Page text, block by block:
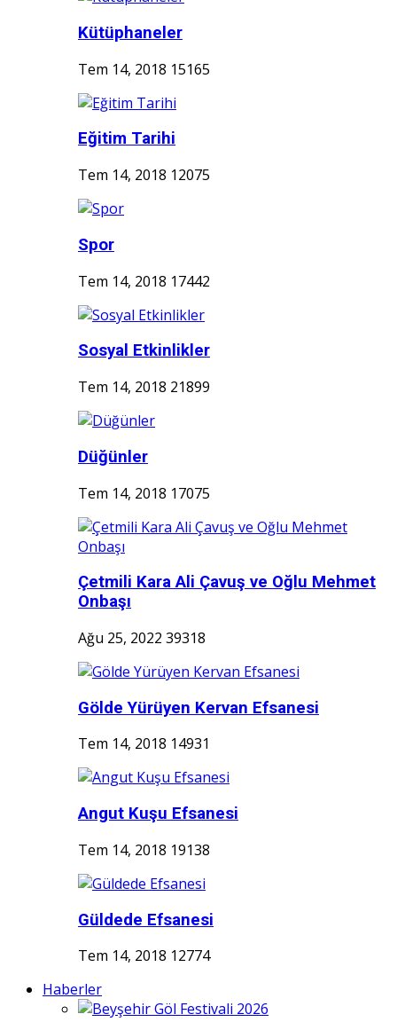
Kütüphaneler
Tem 14, 2018 15165
Eğitim Tarihi
Tem 14, 2018 12075
Spor
Tem 14, 2018 17442
Sosyal Etkinlikler
Tem 14, 2018 21899
Düğünler
Tem 14, 2018 17075
Çetmili Kara Ali Çavuş ve Oğlu Mehmet
Onbaşı
Ağu 25, 2022 39318
Gölde Yürüyen Kervan Efsanesi
Tem 14, 2018 14931
Angut Kuşu Efsanesi
Tem 14, 2018 19138
Güldede Efsanesi
Tem 14, 2018 12774
Haberler